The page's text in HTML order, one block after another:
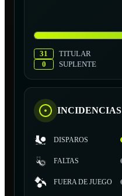
31
TITULAR
0
SUPLENTE
INCIDENCIAS
DISPAROS
FALTAS
FUERA DE JUEGO